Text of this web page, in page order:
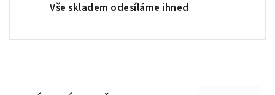
Vše skladem odesíláme ihned